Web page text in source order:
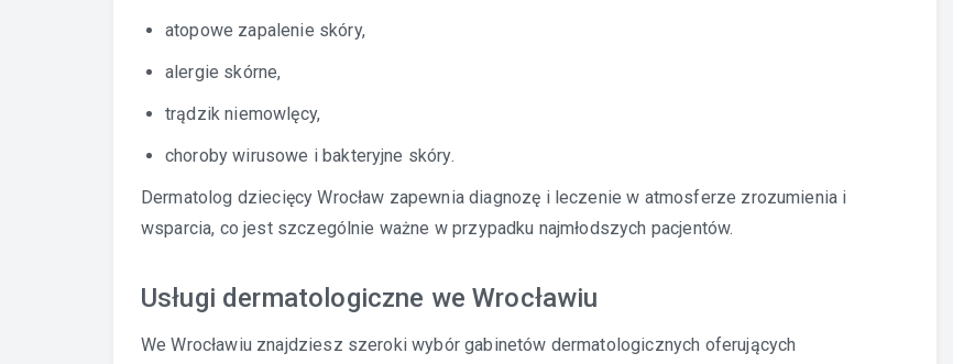
atopowe zapalenie skóry,
alergie skórne,
trądzik niemowlęcy,
choroby wirusowe i bakteryjne skóry.
Dermatolog dziecięcy Wrocław zapewnia diagnozę i leczenie w atmosferze zrozumienia i
wsparcia, co jest szczególnie ważne w przypadku najmłodszych pacjentów.
Usługi dermatologiczne we Wrocławiu
We Wrocławiu znajdziesz szeroki wybór gabinetów dermatologicznych oferujących